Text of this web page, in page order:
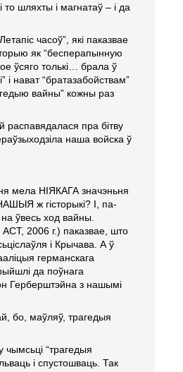
шляхты і магнатаў – і да
часоў”, які паказвае
як “бесперапынную
ўсяго толькі… брала ў
нават “братазабойствам”
вайны” кожны раз
пра бітву
наша войска ў
мела НІЯКАГА значэньня
ж гісторыкі? І, па-
ўвесь ход вайны.
АСТ, 2006 г.) паказвае, што
і Крычава. А ў
германскага
да поўнага
Герберштэйна з нашымі
бо, маўляў, трагедыя
“трагедыя
і спустошваць. Так